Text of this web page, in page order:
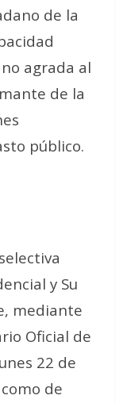
de la
agrada al
de la
público.
y Su
mediante
Oficial de
22 de
de